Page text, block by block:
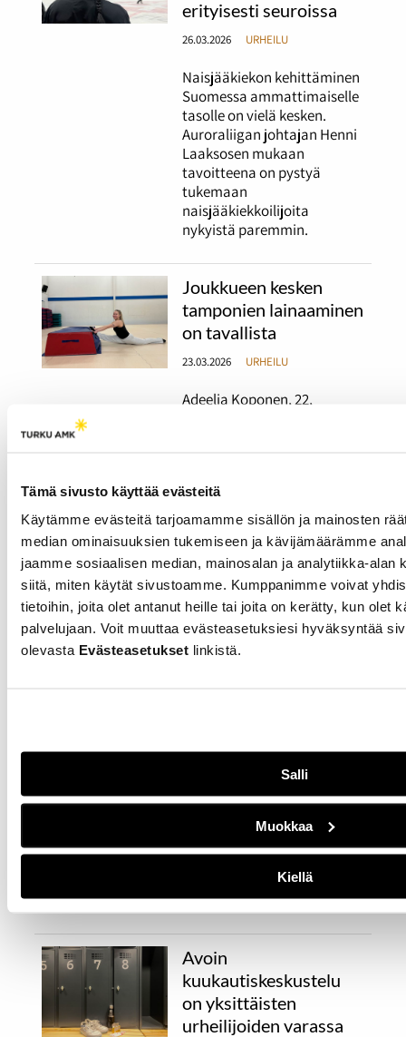
Tämä sivusto käyttää evästeitä
Käytämme evästeitä tarjoamamme sisällön ja mainosten
median ominaisuuksien tukemiseen ja kävijämäärämme
jaamme sosiaalisen median, mainosalan ja analytiikka-alan
siitä, miten käytät sivustoamme. Kumppanimme voivat
tietoihin, joita olet antanut heille tai joita on kerätty, kun olet
palvelujaan. Voit muuttaa evästeasetuksiesi hyväksyntää
olevasta Evästeasetukset linkistä.
Salli
Muokkaa
Kiellä
erityisesti seuroissa
26.03.2026 URHEILU
Naisjääkiekon kehittäminen
Suomessa ammattimaiselle
tasolle on vielä kesken.
Auroraliigan johtajan Henni
Laaksosen mukaan
tavoitteena on pystyä
tukemaan
naisjääkiekkoilijoita
nykyistä paremmin.
Joukkueen kesken
tamponien lainaaminen
on tavallista
23.03.2026 URHEILU
Adeelia Koponen, 22,
vuotta ja kokee, että
ilmapiiri kuukautisten
ympärillä on aina ollut
avoin.
Unelmana keskittyä
täyspäiväisesti
jääkiekkoon – pelaajat
Naisjääkiekkoilijan arki
koostuu töiden ja urheilun
yhdistämisestä. TPS Naisten
pelaajat Eevi Ilvonen ja Jade
Mäkivaara uskovat, että
lajiin saisi keskittyä
kunnolla.
Avoin
kuukautiskeskustelu
on yksittäisten
urheilijoiden varassa